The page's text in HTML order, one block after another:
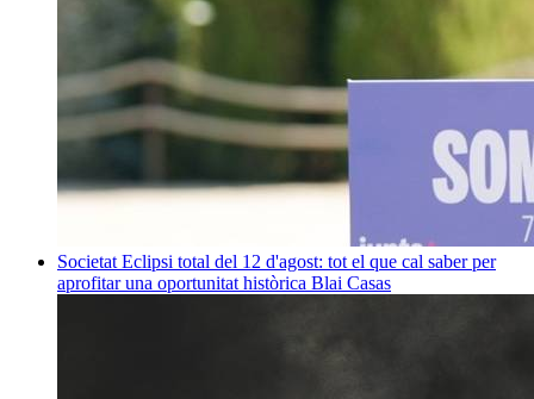
Societat Eclipsi total del 12 d'agost: tot el que cal saber per
aprofitar una oportunitat històrica Blai Casas